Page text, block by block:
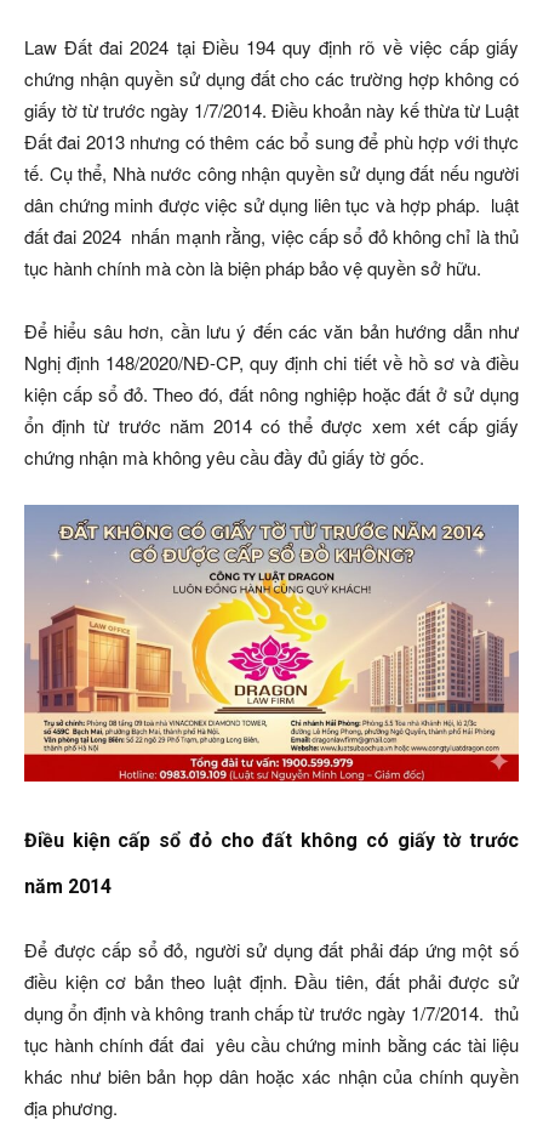
Law Đất đai 2024 tại Điều 194 quy định rõ về việc cấp giấy
chứng nhận quyền sử dụng đất cho các trường hợp không có
giấy tờ từ trước ngày 1/7/2014. Điều khoản này kế thừa từ Luật
Đất đai 2013 nhưng có thêm các bổ sung để phù hợp với thực
tế. Cụ thể, Nhà nước công nhận quyền sử dụng đất nếu người
dân chứng minh được việc sử dụng liên tục và hợp pháp. luật
đất đai 2024 nhấn mạnh rằng, việc cấp sổ đỏ không chỉ là thủ
tục hành chính mà còn là biện pháp bảo vệ quyền sở hữu.
Để hiểu sâu hơn, cần lưu ý đến các văn bản hướng dẫn như
Nghị định 148/2020/NĐ-CP, quy định chi tiết về hồ sơ và điều
kiện cấp sổ đỏ. Theo đó, đất nông nghiệp hoặc đất ở sử dụng
ổn định từ trước năm 2014 có thể được xem xét cấp giấy
chứng nhận mà không yêu cầu đầy đủ giấy tờ gốc.
Điều kiện cấp sổ đỏ cho đất không có giấy tờ trước
năm 2014
Để được cấp sổ đỏ, người sử dụng đất phải đáp ứng một số
điều kiện cơ bản theo luật định. Đầu tiên, đất phải được sử
dụng ổn định và không tranh chấp từ trước ngày 1/7/2014. thủ
tục hành chính đất đai yêu cầu chứng minh bằng các tài liệu
khác như biên bản họp dân hoặc xác nhận của chính quyền
địa phương.